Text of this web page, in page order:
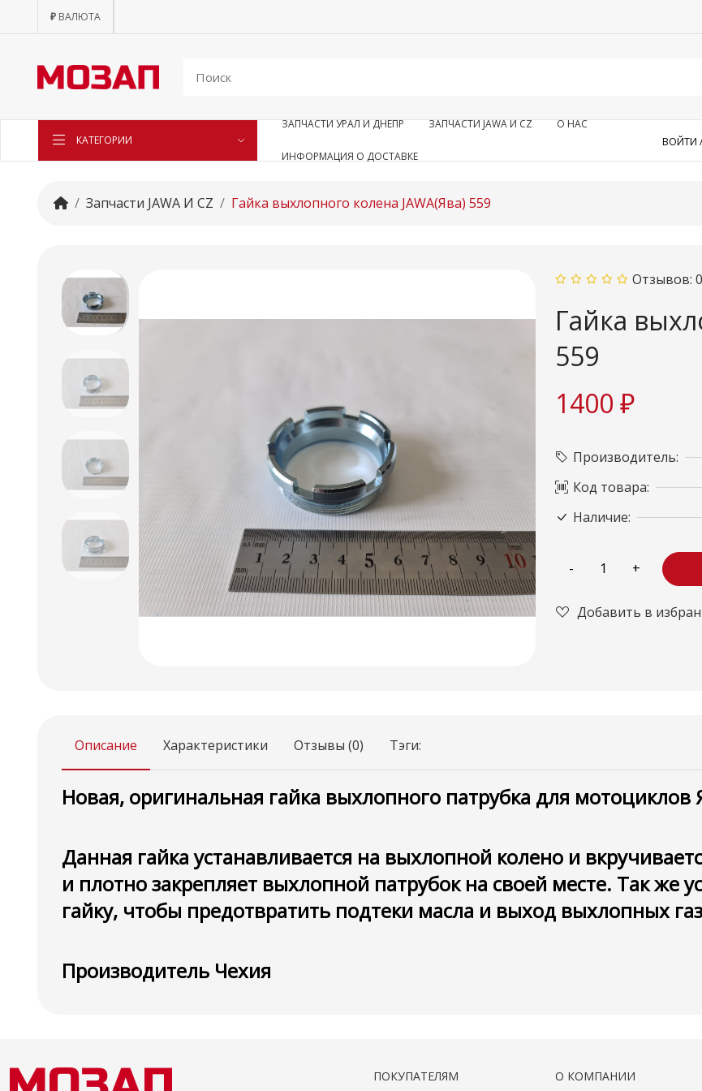
₽ ВАЛЮТА
КАТЕГОРИИ
ЗАПЧАСТИ УРАЛ И ДНЕПР ЗАПЧАСТИ JAWA И CZ О НАС
ИНФОРМАЦИЯ О ДОСТАВКЕ
ВОЙТИ
Запчасти JAWA И CZ Гайка выхлопного колена JAWA(Ява) 559
Отзывов: 0
Гайка
559
1400 ₽
Производитель:
Код товара:
Наличие:
Добавить в
Описание Характеристики Отзывы (0) Тэги:
Новая, оригинальная гайка выхлопного патрубка для мотоциклов
Данная гайка устанавливается на выхлопной колено и
и плотно закрепляет выхлопной патрубок на своей месте. Так же
гайку, чтобы предотвратить подтеки масла и выход выхлопных
Производитель Чехия
ПОКУПАТЕЛЯМ
О КОМПАНИИ